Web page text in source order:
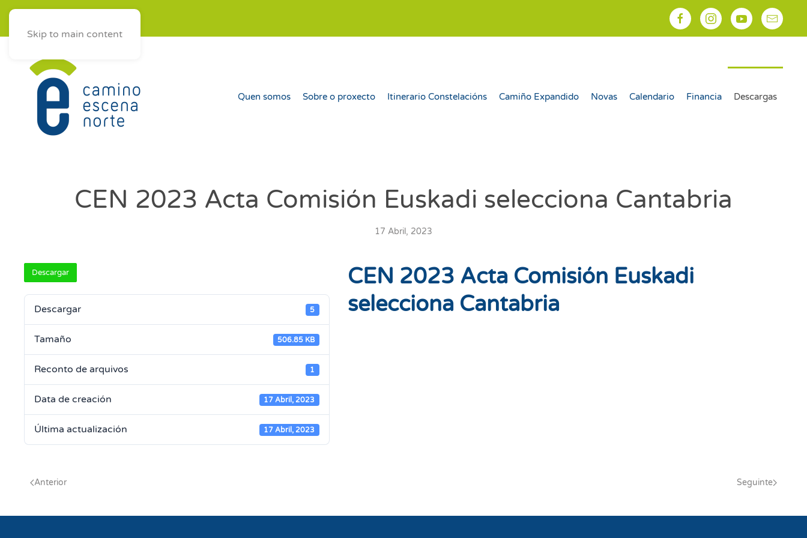
Skip to main content
Quen somos Sobre o proxecto Itinerario Constelacións Camiño Expandido Novas Calendario Financia Descargas
CEN 2023 Acta Comisión Euskadi selecciona Cantabria
17 Abril, 2023
Descargar
Descargar 5
Tamaño 506.85 KB
Reconto de arquivos 1
Data de creación 17 Abril, 2023
Última actualización 17 Abril, 2023
CEN 2023 Acta Comisión Euskadi
selecciona Cantabria
Anterior Seguinte